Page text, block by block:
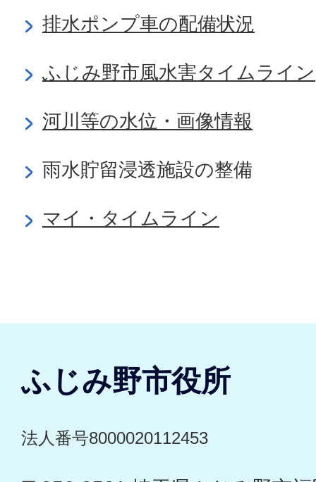
排水ポンプ車の配備状況
ふじみ野市風水害タイムライン
河川等の水位・画像情報
雨水貯留浸透施設の整備
マイ・タイムライン
ふじみ野市役所
法人番号8000020112453